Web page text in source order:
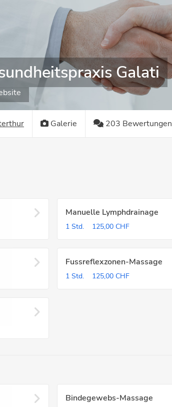
Galati
Galerie 203 Bewertungen
Manuelle Lymphdrainage
1 Std. 125,00 CHF
Fussreflexzonen-Massage
1 Std. 125,00 CHF
Bindegewebs-Massage